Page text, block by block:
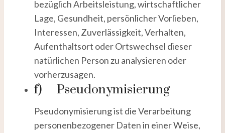
bezüglich Arbeitsleistung, wirtschaftlicher
Lage, Gesundheit, persönlicher Vorlieben,
Interessen, Zuverlässigkeit, Verhalten,
Aufenthaltsort oder Ortswechsel dieser
natürlichen Person zu analysieren oder
vorherzusagen.
f) Pseudonymisierung
Pseudonymisierung ist die Verarbeitung
personenbezogener Daten in einer Weise,